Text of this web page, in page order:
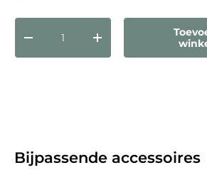
Aantal
Verlaag de hoeveelheid
Verhoog de
Bijpassende accessoires